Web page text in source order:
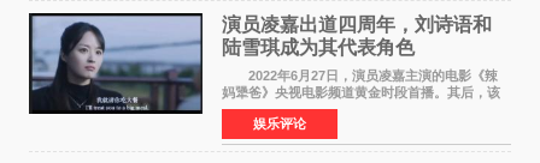
演员凌嘉出道四周年，刘诗语和
陆雪琪成为其代表角色
2022年6月27日，演员凌嘉主演的电影《辣
妈犟爸》央视电影频道黄金时段首播。其后，该
电影在央视电影频道多次复播（2022年8月10
日，2022年9月30日，2023年7月17日，2025年7
月14日）。除了多次复
娱乐评论